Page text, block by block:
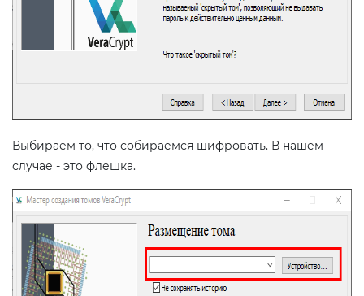
Выбираем то, что собираемся шифровать. В нашем
случае - это флешка.